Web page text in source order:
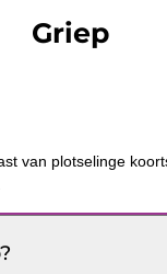
Griep
van plotselinge